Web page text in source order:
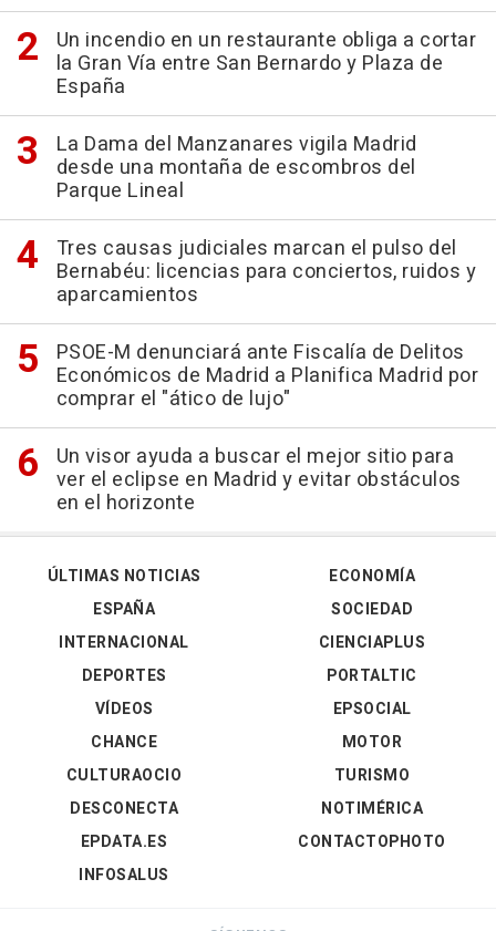
Un incendio en un restaurante obliga a cortar
la Gran Vía entre San Bernardo y Plaza de
España
La Dama del Manzanares vigila Madrid
desde una montaña de escombros del
Parque Lineal
Tres causas judiciales marcan el pulso del
Bernabéu: licencias para conciertos, ruidos y
aparcamientos
PSOE-M denunciará ante Fiscalía de Delitos
Económicos de Madrid a Planifica Madrid por
comprar el "ático de lujo"
Un visor ayuda a buscar el mejor sitio para
ver el eclipse en Madrid y evitar obstáculos
en el horizonte
ÚLTIMAS NOTICIAS
ESPAÑA
INTERNACIONAL
DEPORTES
VÍDEOS
ECONOMÍA
SOCIEDAD
CIENCIAPLUS
PORTALTIC
EPSOCIAL
CHANCE
CULTURAOCIO
DESCONECTA
EPDATA.ES
INFOSALUS
MOTOR
TURISMO
NOTIMÉRICA
CONTACTOPHOTO